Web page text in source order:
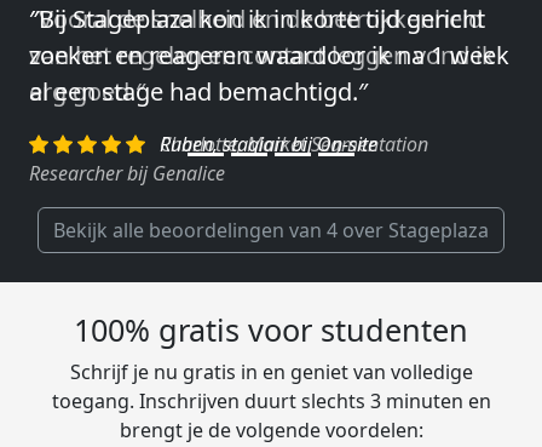
″Vooral de snelheid en de betrokkenheid
van het regelen en contact leggen vond ik
erg goed.″
Charlotte, Market Segmentation
Researcher bij Genalice
Bekijk alle beoordelingen van 4 over Stageplaza
100% gratis voor studenten
Schrijf je nu gratis in en geniet van volledige
toegang. Inschrijven duurt slechts 3 minuten en
brengt je de volgende voordelen: